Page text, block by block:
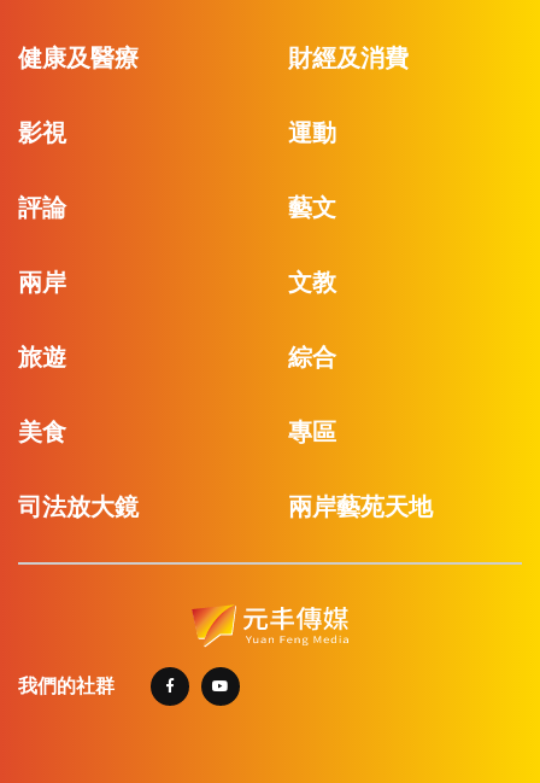
健康及醫療 財經及消費
影視 運動
評論 藝文
兩岸 文教
旅遊 綜合
美食 專區
司法放大鏡 兩岸藝苑天地
我們的社群